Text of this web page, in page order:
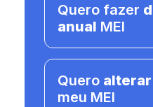
Quero fazer
anual MEI
Quero alterar
meu MEI